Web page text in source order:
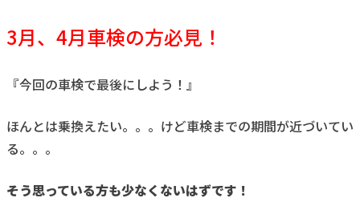
3月、4月車検の方必見！
『今回の車検で最後にしよう！』
ほんとは乗換えたい。。。けど車検までの期間が近づいてい
る。。。
そう思っている方も少なくないはずです！